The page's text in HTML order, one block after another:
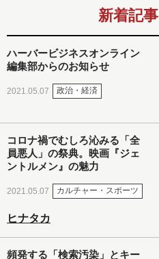
新着記事
ハーバービジネスオンライン
編集部からのお知らせ
2021.05.07 政治・経済
コロナ禍でむしろ沁みる「全
員悪人」の祭典。映画『ジェ
ントルメン』の魅力
2021.05.07 カルチャー・スポーツ
ヒナタカ
頻発する「検索汚染」とキー